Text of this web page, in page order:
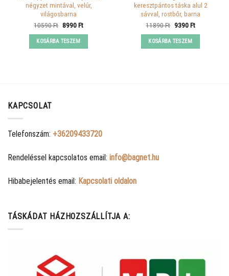
négyzet mintával, velúr,
világosbarna
10590Ft Original
was:
10590 Ft.
8990FtCurrent
KOSÁRBA TESZEM
keresztpántos táska alul 2
sávval, rostbőr, barna
11890Ft Original
was:
11890 Ft.
9390FtCurrent
KOSÁRBA TESZEM
KAPCSOLAT
Telefonszám: +36209433720
Rendeléssel kapcsolatos email: info@bagnet.hu
Hibabejelentés email: Kapcsolati oldalon
TÁSKÁDAT HÁZHOZSZÁLLÍTJA A: